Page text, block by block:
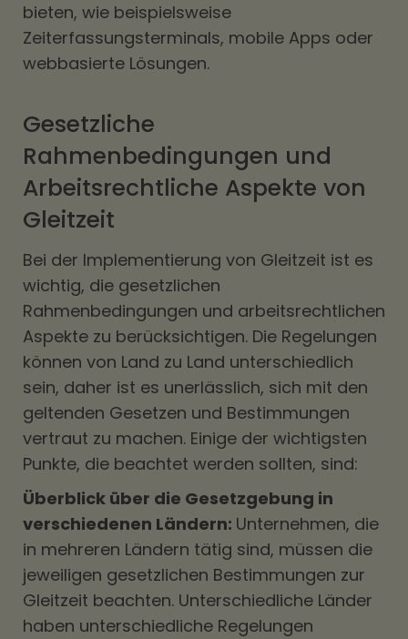
bieten, wie beispielsweise
Zeiterfassungsterminals, mobile Apps oder
webbasierte Lösungen.
Gesetzliche
Rahmenbedingungen und
Arbeitsrechtliche Aspekte von
Gleitzeit
Bei der Implementierung von Gleitzeit ist es
wichtig, die gesetzlichen
Rahmenbedingungen und arbeitsrechtlichen
Aspekte zu berücksichtigen. Die Regelungen
können von Land zu Land unterschiedlich
sein, daher ist es unerlässlich, sich mit den
geltenden Gesetzen und Bestimmungen
vertraut zu machen. Einige der wichtigsten
Punkte, die beachtet werden sollten, sind:
Überblick über die Gesetzgebung in
verschiedenen Ländern: Unternehmen, die
in mehreren Ländern tätig sind, müssen die
jeweiligen gesetzlichen Bestimmungen zur
Gleitzeit beachten. Unterschiedliche Länder
haben unterschiedliche Regelungen